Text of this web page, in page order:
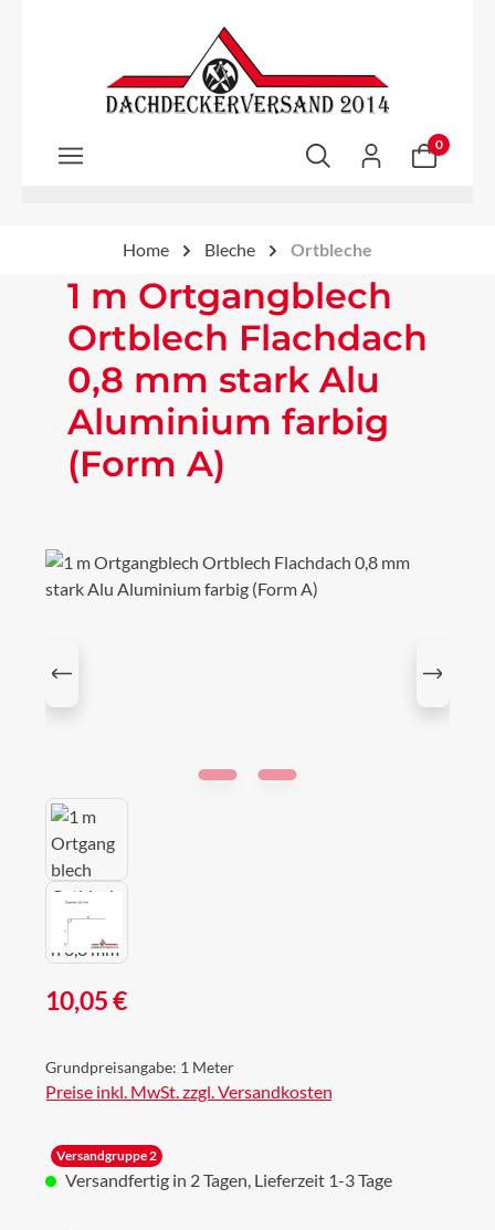
Zum Hauptinhalt springen
0
Home Bleche Ortbleche
1 m Ortgangblech
Ortblech Flachdach
0,8 mm stark Alu
Aluminium farbig
(Form A)
Bildergalerie überspringen
Regulärer Preis:
10,05 €
Grundpreisangabe: 1 Meter
Preise inkl. MwSt. zzgl. Versandkosten
Versandgruppe 2
Versandfertig in 2 Tagen, Lieferzeit 1-3 Tage